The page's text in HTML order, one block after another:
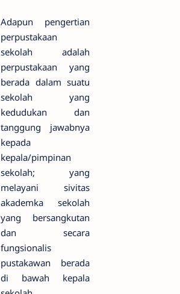
Adapun pengertian
perpustakaan
sekolah adalah
perpustakaan yang
berada dalam suatu
sekolah yang
kedudukan dan
tanggung jawabnya
kepada
kepala/pimpinan
sekolah; yang
melayani sivitas
akademka sekolah
yang bersangkutan
dan secara
fungsionalis
pustakawan berada
di bawah kepala